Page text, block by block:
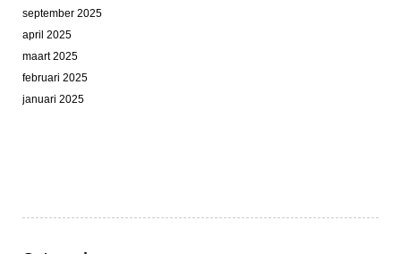
september 2025
april 2025
maart 2025
februari 2025
januari 2025